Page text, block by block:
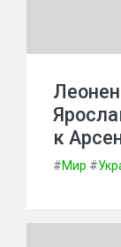
к
#Мир #